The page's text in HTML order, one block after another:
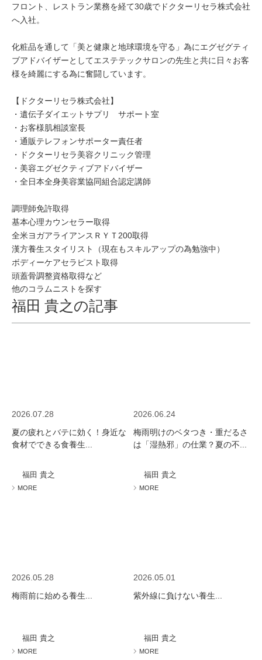
フロント、レストラン業務を経て30歳でドクターリセラ株式会社
へ入社。
化粧品を通して「美と健康と地球環境を守る」為にエグゼグティ
ブアドバイザーとしてエステテックサロンの先生と共に日々お客
様を綺麗にする為に奮闘しています。
【ドクターリセラ株式会社】
・遺伝子ダイエットサプリ サポート室
・お客様肌相談室長
・通販テレフォンサポーター責任者
・ドクターリセラ美容クリニック管理
・美容エグゼクティブアドバイザー
・全日本全身美容業協同組合認定講師
調理師免許取得
基本心理カウンセラー取得
全米ヨガアライアンスＲＹＴ200取得
漢方養生スタイリスト（現在もスキルアップの為勉強中）
ボディーケアセラピスト取得
頭蓋骨調整資格取得など
他のコラムニストを探す
福田 貴之の記事
2026.07.28
夏の疲れとバテに効く！身近な
食材でできる食養生...
福田 貴之
MORE
2026.06.24
梅雨明けのベタつき・重だるさ
は「湿熱邪」の仕業？夏の不...
福田 貴之
MORE
2026.05.28
梅雨前に始める養生...
福田 貴之
MORE
2026.05.01
紫外線に負けない養生...
福田 貴之
MORE